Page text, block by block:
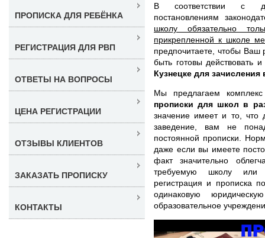
В соответствии с
постановлениям
школу обязательно
прикрепленной к школе
предпочитаете, чтобы
быть готовы действовать
Кузнецке для зачисления
Мы предлагаем
прописки для школ в
значение имеет и то, что
заведение, вам не
постоянной прописки.
даже если вы имеете
факт значительно
требуемую школу или
регистрация и прописка
одинаковую
образовательное
ПРОПИСКА ДЛЯ РЕБЁНКА
РЕГИСТРАЦИЯ ДЛЯ РВП
ОТВЕТЫ НА ВОПРОСЫ
ЦЕНА РЕГИСТРАЦИИ
ОТЗЫВЫ КЛИЕНТОВ
ЗАКАЗАТЬ ПРОПИСКУ
КОНТАКТЫ